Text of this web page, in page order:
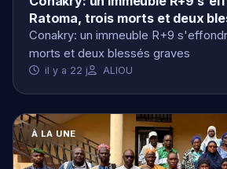
À LA UNE